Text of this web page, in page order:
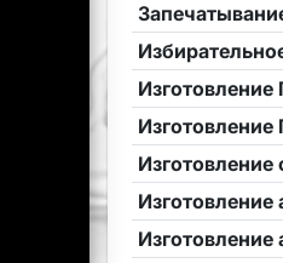
Изготовление
Изготовление